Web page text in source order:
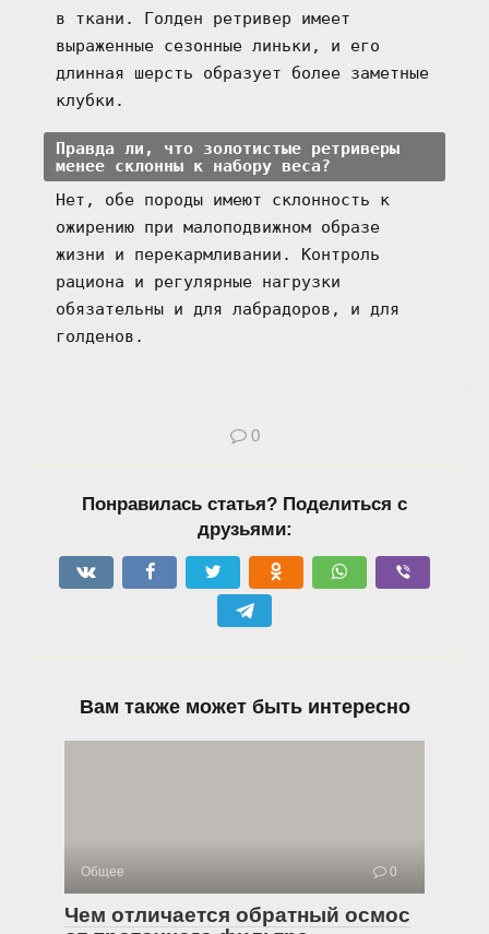
в ткани. Голден ретривер имеет
выраженные сезонные линьки, и его
длинная шерсть образует более заметные
клубки.
Правда ли, что золотистые ретриверы
менее склонны к набору веса?
Нет, обе породы имеют склонность к
ожирению при малоподвижном образе
жизни и перекармливании. Контроль
рациона и регулярные нагрузки
обязательны и для лабрадоров, и для
голденов.
0
Понравилась статья? Поделиться с
друзьями:
Вам также может быть интересно
Общее 0
Чем отличается обратный осмос